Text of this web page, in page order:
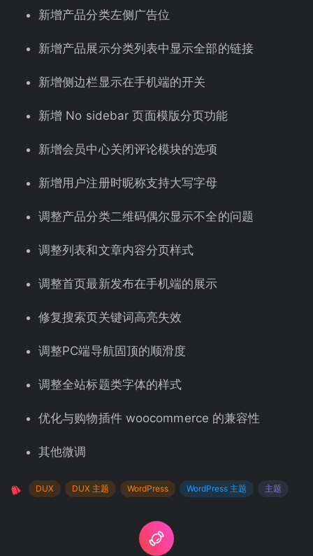
新增产品分类左侧广告位
新增产品展示分类列表中显示全部的链接
新增侧边栏显示在手机端的开关
新增 No sidebar 页面模版分页功能
新增会员中心关闭评论模块的选项
新增用户注册时昵称支持大写字母
调整产品分类二维码偶尔显示不全的问题
调整列表和文章内容分页样式
调整首页最新发布在手机端的展示
修复搜索页关键词高亮失效
调整PC端导航固顶的顺滑度
调整全站标题类字体的样式
优化与购物插件 woocommerce 的兼容性
其他微调
DUX DUX 主题 WordPress WordPress 主题 主题